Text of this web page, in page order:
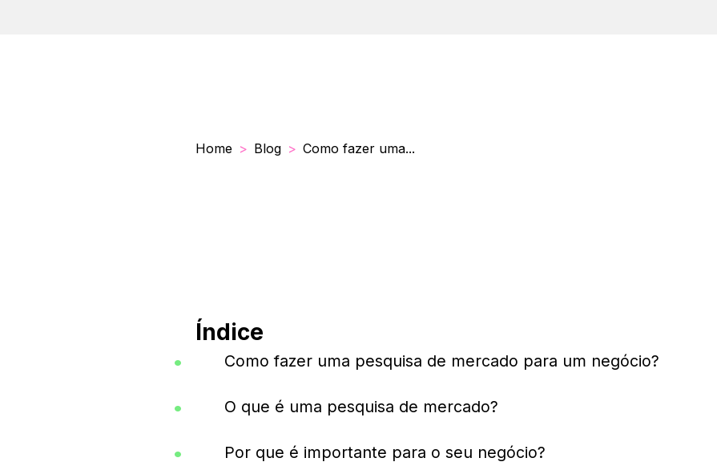
Home Blog Como fazer uma...
Índice
Como fazer uma pesquisa de mercado para um negócio?
O que é uma pesquisa de mercado?
Por que é importante para o seu negócio?